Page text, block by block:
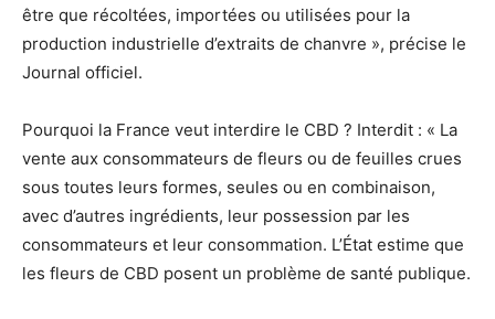
être que récoltées, importées ou utilisées pour la
production industrielle d’extraits de chanvre », précise le
Journal officiel.
Pourquoi la France veut interdire le CBD ? Interdit : « La
vente aux consommateurs de fleurs ou de feuilles crues
sous toutes leurs formes, seules ou en combinaison,
avec d’autres ingrédients, leur possession par les
consommateurs et leur consommation. L’État estime que
les fleurs de CBD posent un problème de santé publique.